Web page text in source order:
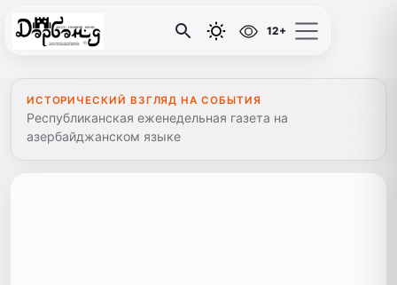
12+
ИСТОРИЧЕСКИЙ ВЗГЛЯД НА СОБЫТИЯ
Республиканская еженедельная газета на
азербайджанском языке